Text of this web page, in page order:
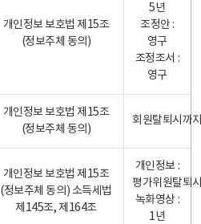
개인정보 보호법 제15조
(정보주체 동의)
5년
조정안 :
영구
조정조서 :
영구
개인정보 보호법 제15조
(정보주체 동의)
회원탈퇴시까
개인정보 보호법 제15조
(정보주체 동의) 소득세법
제145조, 제164조
개인정보 :
평가위원탈퇴
녹화영상 :
1년